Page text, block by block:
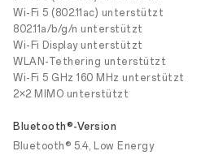
Wi-Fi 5 (802.11ac) unterstützt
802.11a/b/g/n unterstützt
Wi-Fi Display unterstützt
WLAN-Tethering unterstützt
Wi-Fi 5 GHz 160 MHz unterstützt
2×2 MIMO unterstützt
Bluetooth®-Version
Bluetooth® 5.4, Low Energy